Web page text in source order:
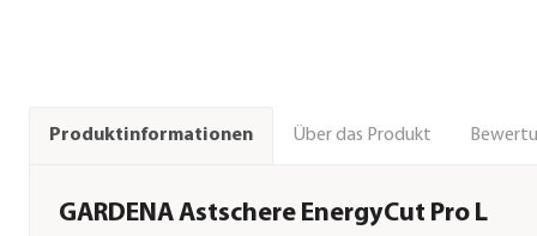
Produktinformationen Über das Produkt
GARDENA Astschere EnergyCut Pro L